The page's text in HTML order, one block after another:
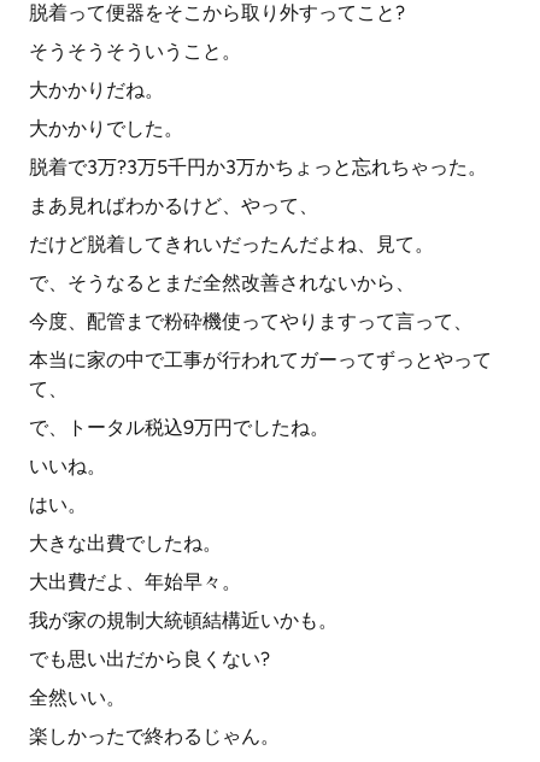
脱着って便器をそこから取り外すってこと?
そうそうそういうこと。
大かかりだね。
大かかりでした。
脱着で3万?3万5千円か3万かちょっと忘れちゃった。
まあ見ればわかるけど、やって、
だけど脱着してきれいだったんだよね、見て。
で、そうなるとまだ全然改善されないから、
今度、配管まで粉砕機使ってやりますって言って、
本当に家の中で工事が行われてガーってずっとやって
て、
で、トータル税込9万円でしたね。
いいね。
はい。
大きな出費でしたね。
大出費だよ、年始早々。
我が家の規制大統頓結構近いかも。
でも思い出だから良くない?
全然いい。
楽しかったで終わるじゃん。